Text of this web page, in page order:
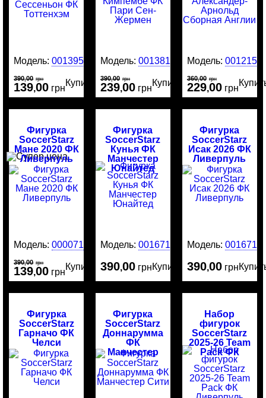
Модель:0013951
390,00 грн
139,00 грн
Купить
Модель:0013813
390,00 грн
239,00 грн
Купить
Модель: 0012159
360,00 грн
229,00 грн
Фигурка
SoccerStarz
Мане 2020 ФК
Ливерпуль
Модель:00007184
390,00 грн
139,00 грн
Купить
Фигурка
SoccerStarz
Кунья ФК
Манчестер
Юнайтед
Модель:0016717
390,00 грнКупить
Фигурка
SoccerStarz
Исак 2026 ФК
Ливерпуль
Модель: 0016716
390,00 грн
Фигурка
SoccerStarz
Гарначо ФК
Челси
Фигурка
SoccerStarz
Доннарумма
ФК
Манчестер
Сити
Набор
фигурок
SoccerStarz
2025-26 Team
Pack ФК
Ливерпуль